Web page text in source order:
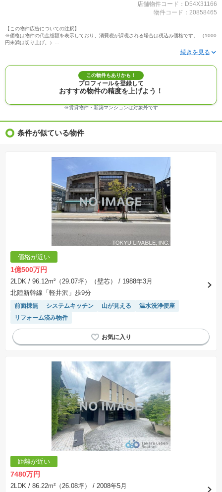
店舗物件コード：D54X31166
物件コード：20858465
【この物件広告についての注釈】
※価格は物件の代金総額を表示しており、消費税が課税される場合は税込み価格です。 （1000
円未満は切り上げ。）
※写真に写っている、またはパース（絵）や間取り図に描かれている家具や車などは、特にコ
※建築条件付き土地価格には、建物価格は含まれません。
※物件情報は、原則として情報提供日の２日前に最終確認した情報です。
※完成予想図はいずれも外構、植栽、外観等実際のものとは多少異なることがあります。
※モデルルーム・モデルハウス・展示場・ショールームの画像の場合、今回販売の物件と異な
※ＣＧ合成の画像の場合、実際とは多少異なる場合があります。
※物件特徴：販売戸数が複数の物件は、全ての住戸に該当しない項目もあります。
※価格更新：物件価格が変更された日から１週間表示されます。
※土地（建築条件なし）で「建物プラン例」が表記してある時、そのプラン例は特定の建築請
負会社によるもので、当該建築請負会社以外で建てた場合、同様のものが同価格で建てられる
とは限りません。また建築請負会社を特定するものではありません。
※建築条件付き土地とは、その土地に建築する建物の建築請負契約が、一定期間内に成立する
ことを条件として売買される土地のことをいいます。建築請負契約成立に向けて設計プランを
協議するため、土地購入者が自己の希望する建物の設計協議をするために必要な相当の期間の
交渉期間が設定され、その期間内で希望を満たすプランが実現できたかどうかにより結論を出
します。なお、この期間は概ね3ヶ月程度とされています。納得のいくプランが出来ず、建築請
負契約が成立しない場合、土地売買契約は白紙に戻り、土地契約にかかった代金（土地代金、
手付金など）は名目のいかんに関わらず、全て返却されます。
※課税対象物件の「価格」や「費用等」は消費税込みの「総額表示」で統一しています。
※「本体価格」とは、課税対象物件においては「消費税を除いた建物価格」と「土地価格」の
合計額を指します。
※課税対象物件は消費税込みの総額表示のため、不動産広告の販売価格には本体価格の金額は
表示されておりません。
※取引にかかる費用：物件の契約手続き、決済、引き渡し時にかかる費用を表示しています。
不動産会社によって表記有無が異なるため、ご自身で十分な確認をしていただくようにお願い
いたします。
場合があります。
この物件もありかも！
プロフィールを登録して
おすすめ物件の精度を上げよう！
※賃貸物件・新築マンションは対象外です
条件が似ている物件
価格が近い
1億500万円
2LDK / 96.12m²（29.07坪）（壁芯）
/ 1988年3月
北陸新幹線「軽井沢」歩9分
前面棟無 システムキッチン 山が見える
温水洗浄便座
リフォーム済み物件
距離が近い
7480万円
2LDK / 86.22m²（26.08坪）
/ 2008年5月